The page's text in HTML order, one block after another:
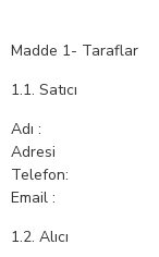
Madde 1- Taraflar
1.1. Satıcı
Adı :
Adresi
Telefon:
Email :
1.2. Alıcı